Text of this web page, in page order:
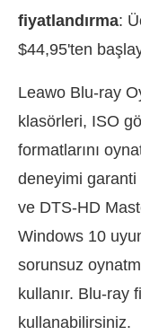
fiyatlandırma:
$44,95'ten
Leawo Blu-ray
klasörleri, ISO
formatlarını
deneyimi
ve DTS-HD
Windows 10
sorunsuz
kullanır. Blu-ray
kullanabilirsiniz.